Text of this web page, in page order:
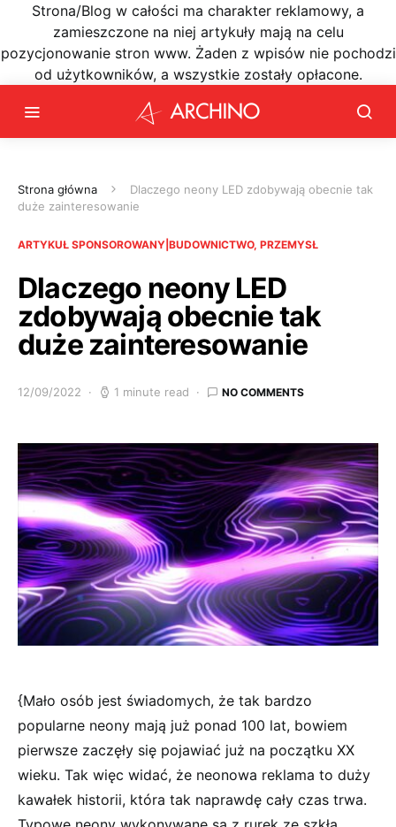
Strona/Blog w całości ma charakter reklamowy, a
zamieszczone na niej artykuły mają na celu
pozycjonowanie stron www. Żaden z wpisów nie pochodzi
od użytkowników, a wszystkie zostały opłacone.
Strona główna
Dlaczego neony LED zdobywają obecnie tak
duże zainteresowanie
ARTYKUŁ SPONSOROWANY|BUDOWNICTWO, PRZEMYSŁ
Dlaczego neony LED
zdobywają obecnie tak
duże zainteresowanie
12/09/2022 1 minute read NO COMMENTS
{Mało osób jest świadomych, że tak bardzo
popularne neony mają już ponad 100 lat, bowiem
pierwsze zaczęły się pojawiać już na początku XX
wieku. Tak więc widać, że neonowa reklama to duży
kawałek historii, która tak naprawdę cały czas trwa.